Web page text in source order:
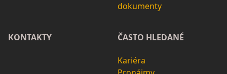
dokumenty
KONTAKTY ČASTO HLEDANÉ
Kariéra